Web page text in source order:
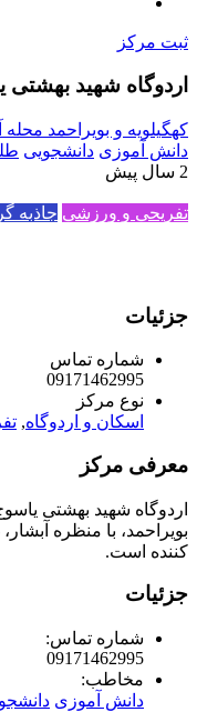
ثبت مرکز
اردوگاه شهید بهشتی
کهگیلویه و بویراحمد محله
دانش آموزی دانشجویی
2 سال پیش
تفریحی و ورزشی جاذبه
جزئیات
شماره تماس
09171462995
نوع مرکز
اسکان و اردوگاه,
معرفی مرکز
اردوگاه شهید بهشتی
کننده است.
جزئیات
شماره تماس:
09171462995
مخاطب:
دانش آموزی